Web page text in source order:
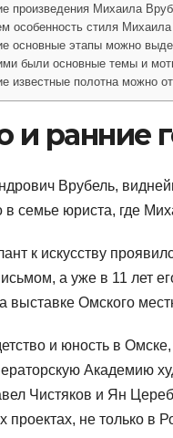
произведения Михаила
особенность стиля
основные этапы можно
были основные темы и
известные полотна можно
и ранние
Врубель,
в семье юриста, где
к искусству
а уже в 11 лет
выставке Омского
и юность в
Академию
Чистяков и Ян
проектах, не только в